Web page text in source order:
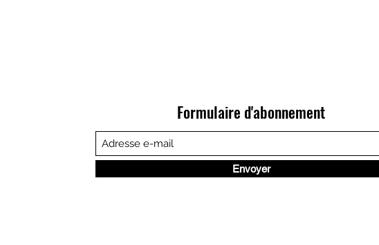
Formulaire d'abonnement
Envoyer